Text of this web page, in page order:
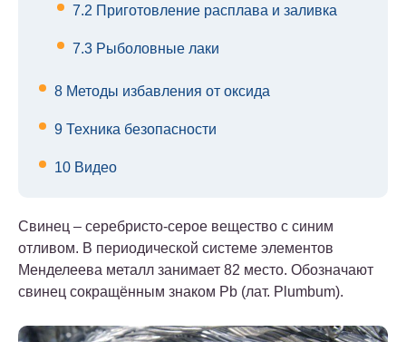
7.2 Приготовление расплава и заливка
7.3 Рыболовные лаки
8 Методы избавления от оксида
9 Техника безопасности
10 Видео
Свинец – серебристо-серое вещество с синим
отливом. В периодической системе элементов
Менделеева металл занимает 82 место. Обозначают
свинец сокращённым знаком Pb (лат. Plumbum).